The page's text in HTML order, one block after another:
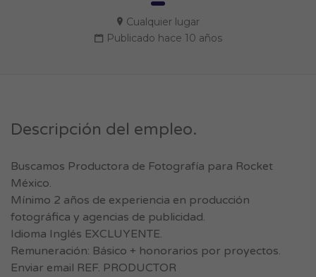
Cualquier lugar
Publicado hace 10 años
Descripción del empleo.
Buscamos Productora de Fotografía para Rocket
México.
Mínimo 2 años de experiencia en producción
fotográfica y agencias de publicidad.
Idioma Inglés EXCLUYENTE.
Remuneración: Básico + honorarios por proyectos.
Enviar email REF. PRODUCTOR